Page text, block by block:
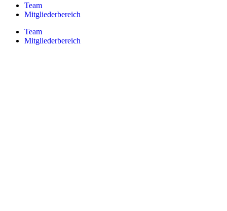
Team
Mitgliederbereich
Team
Mitgliederbereich